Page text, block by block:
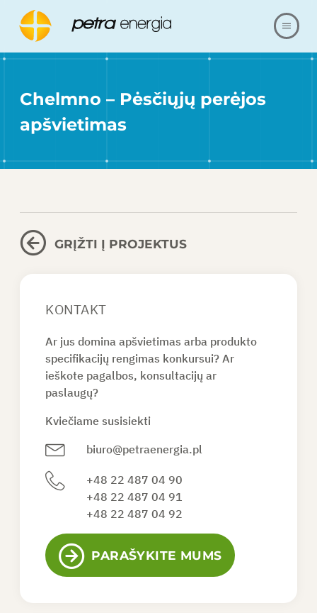
PASIŪLYMAS
KLAUSIMAI IR ATSAKYMAI
PAPRAŠYTI PASIŪLYMO
Chelmno – Pėsčiųjų perėjos
apšvietimas
GRĮŽTI Į PROJEKTUS
KONTAKT
Ar jus domina apšvietimas arba produkto
specifikacijų rengimas konkursui? Ar
ieškote pagalbos, konsultacijų ar
paslaugų?
Kviečiame susisiekti
biuro@petraenergia.pl
+48 22 487 04 90
+48 22 487 04 91
+48 22 487 04 92
PARAŠYKITE MUMS